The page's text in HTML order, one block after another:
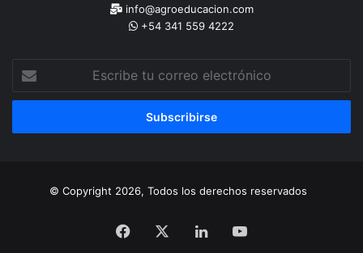
info@agroeducacion.com
+54 341 559 4222
correo
© Copyright 2026, Todos los derechos reservados
Facebook LinkedInYouTube